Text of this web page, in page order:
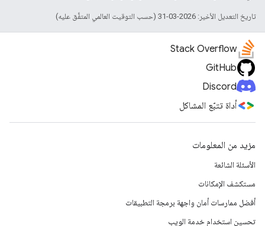
تاريخ التعديل الأخير: 2026-03-31 (حسب التوقيت العالمي المتفَّق عليه)
Stack Overflow
GitHub
Discord
أداة تتبّع المشاكل
مزيد من المعلومات
الأسئلة الشائعة
مستكشف الإمكانات
أفضل ممارسات أمان واجهة برمجة التطبيقات
تحسين استخدام خدمة الويب